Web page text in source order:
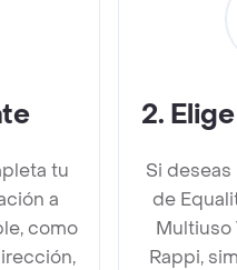
tu
a
como
2.
Si
de
Multiuso
Rappi,